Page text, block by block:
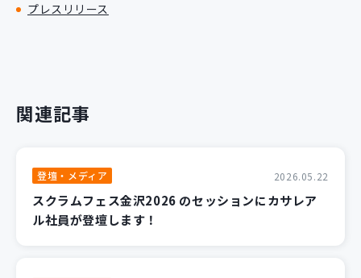
プレスリリース
関連記事
登壇・メディア 2026.05.22
スクラムフェス金沢2026 のセッションにカサレア
ル社員が登壇します！